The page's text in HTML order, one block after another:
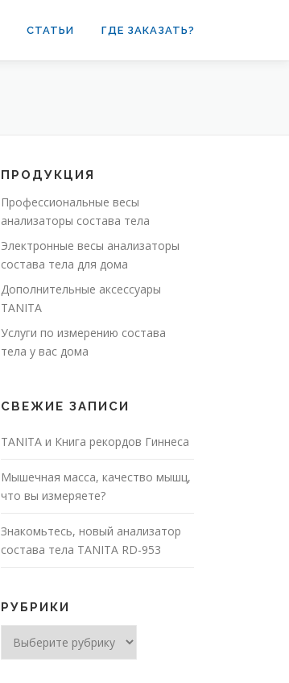
СТАТЬИ ГДЕ ЗАКАЗАТЬ?
ПРОДУКЦИЯ
Профессиональные весы
анализаторы состава тела
Электронные весы анализаторы
состава тела для дома
Дополнительные аксессуары
TANITA
Услуги по измерению состава
тела у вас дома
СВЕЖИЕ ЗАПИСИ
TANITA и Книга рекордов Гиннеса
Мышечная масса, качество мышц,
что вы измеряете?
Знакомьтесь, новый анализатор
состава тела TANITA RD-953
РУБРИКИ
Рубрики